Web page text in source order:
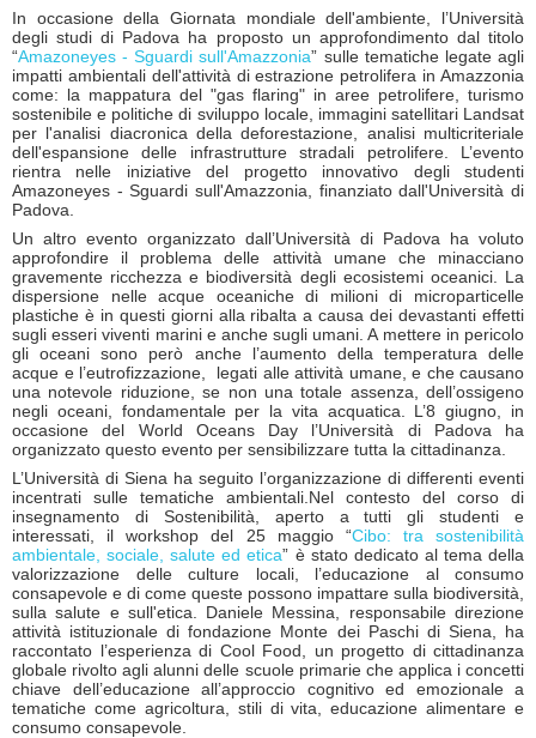
In occasione della Giornata mondiale dell'ambiente, l’Università
degli studi di Padova ha proposto un approfondimento dal titolo
“Amazoneyes - Sguardi sull'Amazzonia” sulle tematiche legate agli
impatti ambientali dell'attività di estrazione petrolifera in Amazzonia
come: la mappatura del "gas flaring" in aree petrolifere, turismo
sostenibile e politiche di sviluppo locale, immagini satellitari Landsat
per l'analisi diacronica della deforestazione, analisi multicriteriale
dell'espansione delle infrastrutture stradali petrolifere. L’evento
rientra nelle iniziative del progetto innovativo degli studenti
Amazoneyes - Sguardi sull'Amazzonia, finanziato dall'Università di
Padova.
Un altro evento organizzato dall’Università di Padova ha voluto
approfondire il problema delle attività umane che minacciano
gravemente ricchezza e biodiversità degli ecosistemi oceanici. La
dispersione nelle acque oceaniche di milioni di microparticelle
plastiche è in questi giorni alla ribalta a causa dei devastanti effetti
sugli esseri viventi marini e anche sugli umani. A mettere in pericolo
gli oceani sono però anche l’aumento della temperatura delle
acque e l’eutrofizzazione, legati alle attività umane, e che causano
una notevole riduzione, se non una totale assenza, dell’ossigeno
negli oceani, fondamentale per la vita acquatica. L’8 giugno, in
occasione del World Oceans Day l’Università di Padova ha
organizzato questo evento per sensibilizzare tutta la cittadinanza.
L’Università di Siena ha seguito l’organizzazione di differenti eventi
incentrati sulle tematiche ambientali.Nel contesto del corso di
insegnamento di Sostenibilità, aperto a tutti gli studenti e
interessati, il workshop del 25 maggio “Cibo: tra sostenibilità
ambientale, sociale, salute ed etica” è stato dedicato al tema della
valorizzazione delle culture locali, l’educazione al consumo
consapevole e di come queste possono impattare sulla biodiversità,
sulla salute e sull'etica. Daniele Messina, responsabile direzione
attività istituzionale di fondazione Monte dei Paschi di Siena, ha
raccontato l’esperienza di Cool Food, un progetto di cittadinanza
globale rivolto agli alunni delle scuole primarie che applica i concetti
chiave dell’educazione all’approccio cognitivo ed emozionale a
tematiche come agricoltura, stili di vita, educazione alimentare e
consumo consapevole.